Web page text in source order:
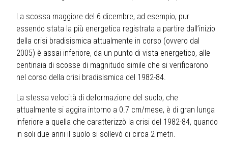
La scossa maggiore del 6 dicembre, ad esempio, pur
essendo stata la più energetica registrata a partire dall’inizio
della crisi bradisismica attualmente in corso (ovvero dal
2005) è assai inferiore, da un punto di vista energetico, alle
centinaia di scosse di magnitudo simile che si verificarono
nel corso della crisi bradisismica del 1982-84.
La stessa velocità di deformazione del suolo, che
attualmente si aggira intorno a 0.7 cm/mese, è di gran lunga
inferiore a quella che caratterizzò la crisi del 1982-84, quando
in soli due anni il suolo si sollevò di circa 2 metri.